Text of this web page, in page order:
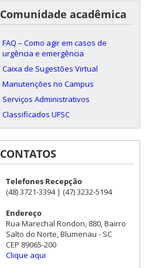
Comunidade acadêmica
FAQ – Como agir em casos de
urgência e emergência
Caixa de Sugestões Virtual
Manutenções no Campus
Serviços Administrativos
Classificados UFSC
CONTATOS
Telefones Recepção
(48) 3721-3394 | (47) 3232-5194
Endereço
Rua Marechal Rondon, 880, Bairro
Salto do Norte, Blumenau - SC
CEP 89065-200
Clique aqui